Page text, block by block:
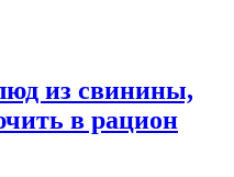
из свинины,
в рацион